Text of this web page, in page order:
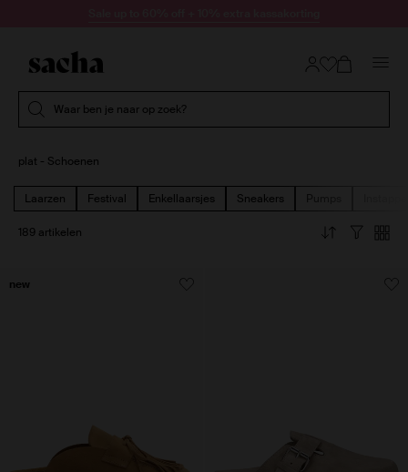
Waar ben je naar op zoek?
plat - Schoenen
Laarzen Festival Enkellaarsjes Sneakers Pumps
189 artikelen
new